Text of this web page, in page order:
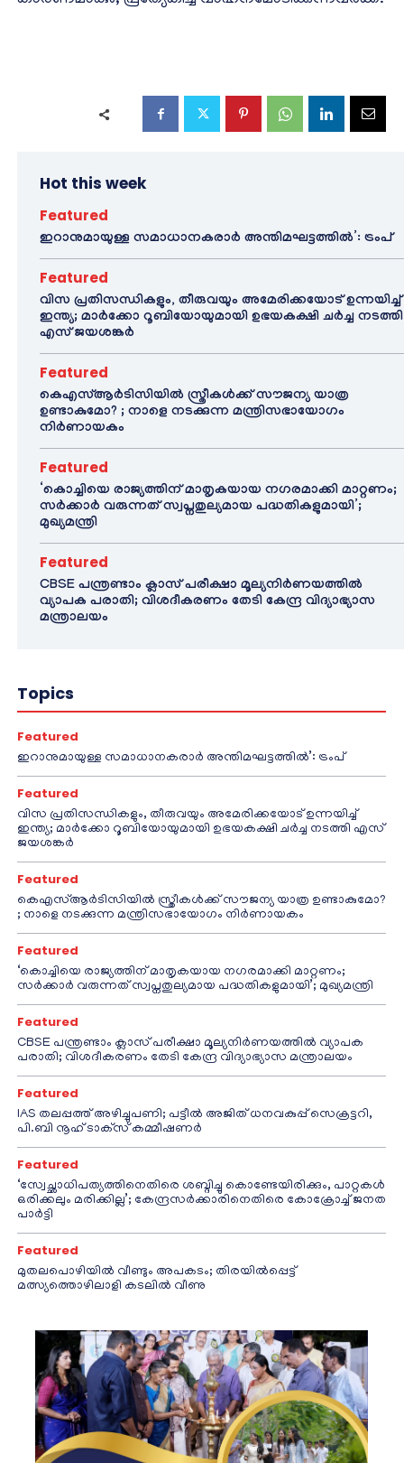
Hot this week
Featured
ഇറാനുമായുള്ള സമാധാനകരാർ അന്തിമഘട്ടത്തിൽ‌’: ട്രംപ്
Featured
വിസ പ്രതിസന്ധികളും, തീരുവയും അമേരിക്കയോട് ഉന്നയിച്ച്
ഇന്ത്യ; മാർക്കോ റൂബിയോയുമായി ഉഭയകക്ഷി ചർച്ച നടത്തി
എസ് ജയശങ്കർ
Featured
കെഎസ്ആർടിസിയിൽ സ്ത്രീകൾക്ക് സൗജന്യ യാത്ര
ഉണ്ടാകുമോ? ; നാളെ നടക്കുന്ന മന്ത്രിസഭായോഗം
നിർണായകം
Featured
‘കൊച്ചിയെ രാജ്യത്തിന് മാതൃകയായ നഗരമാക്കി മാറ്റണം;
സർക്കാർ വരുന്നത് സ്വപ്നതുല്യമായ പദ്ധതികളുമായി’;
മുഖ്യമന്ത്രി
Featured
CBSE പന്ത്രണ്ടാം ക്ലാസ് പരീക്ഷാ മൂല്യനിർണയത്തിൽ
വ്യാപക പരാതി; വിശദീകരണം തേടി കേന്ദ്ര വിദ്യാഭ്യാസ
മന്ത്രാലയം
Topics
Featured
ഇറാനുമായുള്ള സമാധാനകരാർ അന്തിമഘട്ടത്തിൽ‌’: ട്രംപ്
Featured
വിസ പ്രതിസന്ധികളും, തീരുവയും അമേരിക്കയോട് ഉന്നയിച്ച്
ഇന്ത്യ; മാർക്കോ റൂബിയോയുമായി ഉഭയകക്ഷി ചർച്ച നടത്തി എസ്
ജയശങ്കർ
Featured
കെഎസ്ആർടിസിയിൽ സ്ത്രീകൾക്ക് സൗജന്യ യാത്ര ഉണ്ടാകുമോ?
; നാളെ നടക്കുന്ന മന്ത്രിസഭായോഗം നിർണായകം
Featured
‘കൊച്ചിയെ രാജ്യത്തിന് മാതൃകയായ നഗരമാക്കി മാറ്റണം;
സർക്കാർ വരുന്നത് സ്വപ്നതുല്യമായ പദ്ധതികളുമായി’; മുഖ്യമന്ത്രി
Featured
CBSE പന്ത്രണ്ടാം ക്ലാസ് പരീക്ഷാ മൂല്യനിർണയത്തിൽ വ്യാപക
പരാതി; വിശദീകരണം തേടി കേന്ദ്ര വിദ്യാഭ്യാസ മന്ത്രാലയം
Featured
IAS തലപ്പത്ത് അഴിച്ചുപണി; പട്ടീല്‍ അജിത് ധനവകുപ്പ് സെക്രട്ടറി,
പി.ബി നൂഹ് ടാക്‌സ് കമ്മീഷണര്‍
Featured
‘സ്വേച്ഛാധിപത്യത്തിനെതിരെ ശബ്ദിച്ചു കൊണ്ടേയിരിക്കും, പാറ്റകൾ
ഒരിക്കലും മരിക്കില്ല’; കേന്ദ്രസർക്കാരിനെതിരെ കോക്രോച്ച് ജനത
പാർട്ടി
Featured
മുതലപൊഴിയിൽ വീണ്ടും അപകടം; തിരയിൽപ്പെട്ട്
മത്സ്യത്തൊഴിലാളി കടലിൽ വീണു